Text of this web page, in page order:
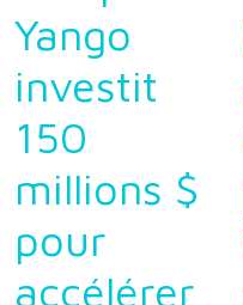
Yango
investit
150
millions $
pour
accélérer